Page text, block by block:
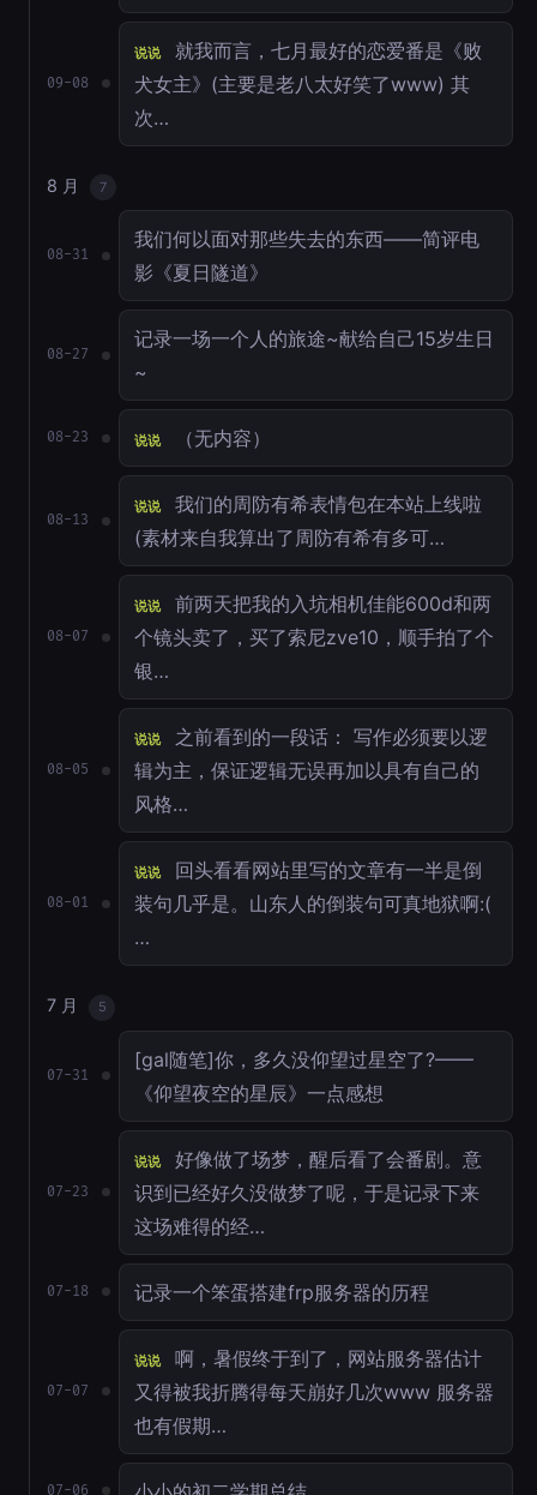
09-08
说说
就我而言，七月最好的恋爱番是《败
犬女主》(主要是老八太好笑了www) 其
次…
8 月 7
08-31
我们何以面对那些失去的东西——简评电
影《夏日隧道》
08-27
记录一场一个人的旅途~献给自己15岁生日
~
08-23 说说 （无内容）
08-13
说说
我们的周防有希表情包在本站上线啦
(素材来自我算出了周防有希有多可…
08-07
说说
前两天把我的入坑相机佳能600d和两
个镜头卖了，买了索尼zve10，顺手拍了个
银…
08-05
说说
之前看到的一段话： 写作必须要以逻
辑为主，保证逻辑无误再加以具有自己的
风格…
08-01
说说
回头看看网站里写的文章有一半是倒
装句几乎是。山东人的倒装句可真地狱啊:(
…
7 月 5
07-31
[gal随笔]你，多久没仰望过星空了?——
《仰望夜空的星辰》一点感想
07-23
说说
好像做了场梦，醒后看了会番剧。意
识到已经好久没做梦了呢，于是记录下来
这场难得的经…
07-18 记录一个笨蛋搭建frp服务器的历程
07-07
说说
啊，暑假终于到了，网站服务器估计
又得被我折腾得每天崩好几次www 服务器
也有假期…
07-06